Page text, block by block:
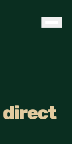
direct